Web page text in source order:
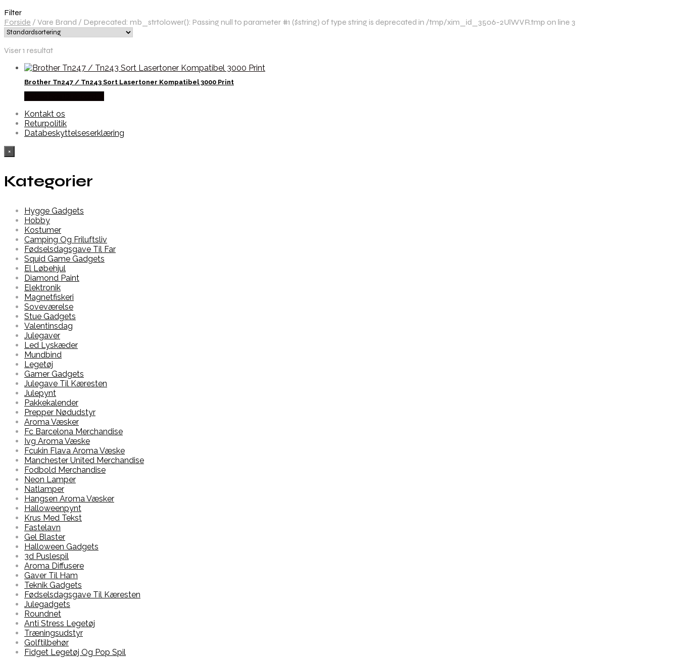
Filter
Forside / Vare Brand / Deprecated: mb_strtolower(): Passing null to parameter #1 ($string) of type string is deprecated in /tmp/xim_id_3506-2UlWVR.tmp on line 3
Viser 1 resultat
Brother Tn247 / Tn243 Sort Lasertoner Kompatibel 3000 Print
Kontakt os
Returpolitik
Databeskyttelseserklæring
×
Kategorier
Hygge Gadgets
Hobby
Kostumer
Camping Og Friluftsliv
Fødselsdagsgave Til Far
Squid Game Gadgets
El Løbehjul
Diamond Paint
Elektronik
Magnetfiskeri
Soveværelse
Stue Gadgets
Valentinsdag
Julegaver
Led Lyskæder
Mundbind
Legetøj
Gamer Gadgets
Julegave Til Kæresten
Julepynt
Pakkekalender
Prepper Nødudstyr
Aroma Væsker
Fc Barcelona Merchandise
Ivg Aroma Væske
Fcukin Flava Aroma Væske
Manchester United Merchandise
Fodbold Merchandise
Neon Lamper
Natlamper
Hangsen Aroma Væsker
Halloweenpynt
Krus Med Tekst
Fastelavn
Gel Blaster
Halloween Gadgets
3d Puslespil
Aroma Diffusere
Gaver Til Ham
Teknik Gadgets
Fødselsdagsgave Til Kæresten
Julegadgets
Roundnet
Anti Stress Legetøj
Træningsudstyr
Golftilbehør
Fidget Legetøj Og Pop Spil